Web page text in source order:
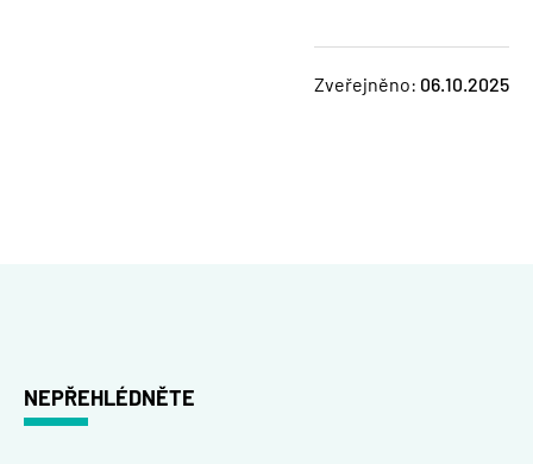
Zveřejněno: 06.10.2025
NEPŘEHLÉDNĚTE